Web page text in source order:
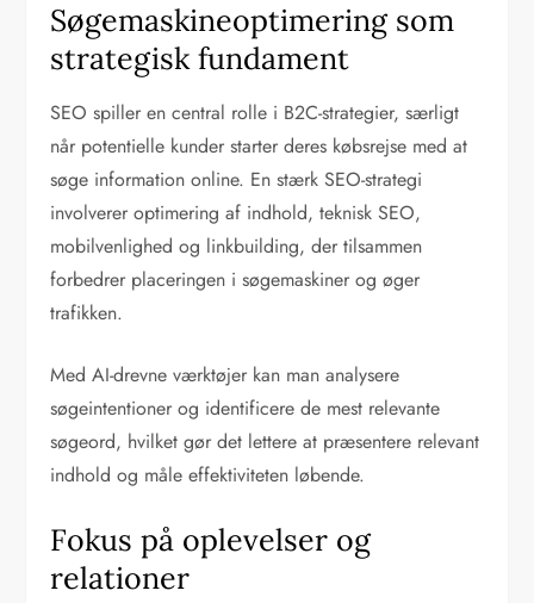
Søgemaskineoptimering som
strategisk fundament
SEO spiller en central rolle i B2C-strategier, særligt
når potentielle kunder starter deres købsrejse med at
søge information online. En stærk SEO-strategi
involverer optimering af indhold, teknisk SEO,
mobilvenlighed og linkbuilding, der tilsammen
forbedrer placeringen i søgemaskiner og øger
trafikken.
Med AI-drevne værktøjer kan man analysere
søgeintentioner og identificere de mest relevante
søgeord, hvilket gør det lettere at præsentere relevant
indhold og måle effektiviteten løbende.
Fokus på oplevelser og
relationer